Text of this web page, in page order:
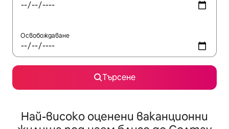
Освобождаване
Търсене
Най-високо оценени ваканционни